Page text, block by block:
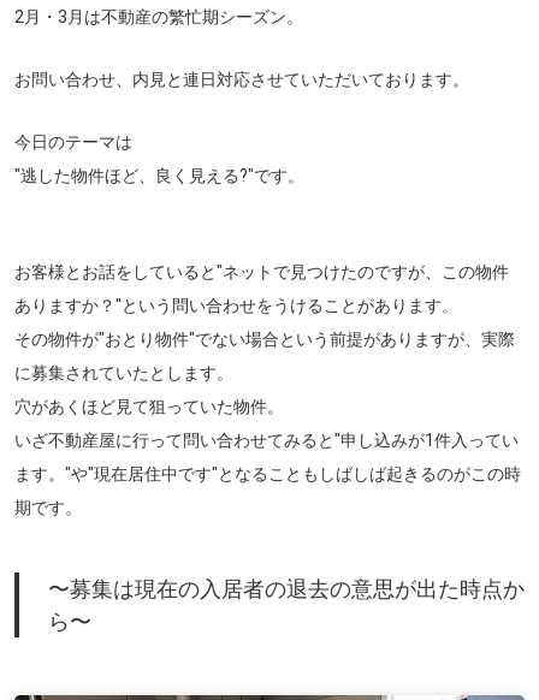
2月・3月は不動産の繁忙期シーズン。
お問い合わせ、内見と連日対応させていただいております。
今日のテーマは
"逃した物件ほど、良く見える?"です。
お客様とお話をしていると"ネットで見つけたのですが、この物件
ありますか？"という問い合わせをうけることがあります。
その物件が"おとり物件"でない場合という前提がありますが、実際
に募集されていたとします。
穴があくほど見て狙っていた物件。
いざ不動産屋に行って問い合わせてみると"申し込みが1件入ってい
ます。"や"現在居住中です"となることもしばしば起きるのがこの時
期です。
〜募集は現在の入居者の退去の意思が出た時点か
ら〜